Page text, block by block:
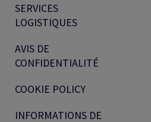
SERVICES
LOGISTIQUES
AVIS DE
CONFIDENTIALITÉ
COOKIE POLICY
INFORMATIONS DE